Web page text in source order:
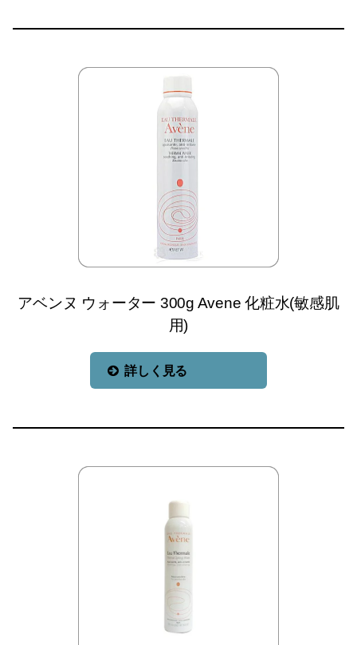
アベンヌ ウォーター 300g Avene 化粧水(敏感肌
用)
詳しく見る